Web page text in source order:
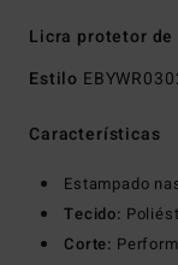
Licra protetor de
Estilo
Características
Estampado
Tecido:
Corte: